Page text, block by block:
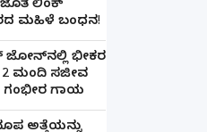
ಲಿಂಕ್
ಮಹಿಳೆ ಬಂಧನ!
ಜೋನ್‌ನಲ್ಲಿ ಭೀಕರ
ಮಂದಿ ಸಜೀವ
ಗಾಯ
ಅತ್ತೆಯನ್ನು